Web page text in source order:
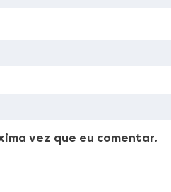
vez que eu comentar.